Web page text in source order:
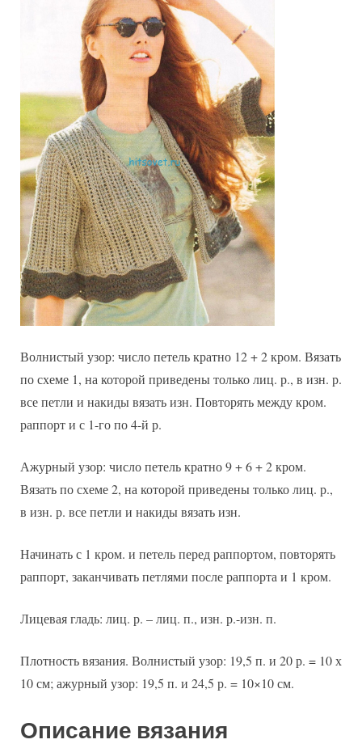
Волнистый узор: число петель кратно 12 + 2 кром. Вязать
по схеме 1, на которой приведены только лиц. р., в изн. р.
все петли и накиды вязать изн. Повторять между кром.
раппорт и с 1-го по 4-й р.
Ажурный узор: число петель кратно 9 + 6 + 2 кром.
Вязать по схеме 2, на которой приведены только лиц. р.,
в изн. р. все петли и накиды вязать изн.
Начинать с 1 кром. и петель перед раппортом, повторять
раппорт, заканчивать петлями после раппорта и 1 кром.
Лицевая гладь: лиц. р. – лиц. п., изн. р.-изн. п.
Плотность вязания. Волнистый узор: 19,5 п. и 20 р. = 10 х
10 см; ажурный узор: 19,5 п. и 24,5 р. = 10×10 см.
Описание вязания